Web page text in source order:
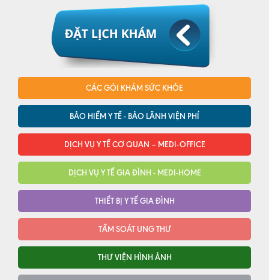
CÁC GÓI KHÁM SỨC KHỎE
BẢO HIỂM Y TẾ - BẢO LÃNH VIỆN PHÍ
DỊCH VỤ Y TẾ CƠ QUAN – MEDI-OFFICE
DỊCH VỤ Y TẾ GIA ĐÌNH - MEDI-HOME
THIẾT BỊ Y TẾ GIA ĐÌNH
TẦM SOÁT UNG THƯ
THƯ VIỆN HÌNH ẢNH